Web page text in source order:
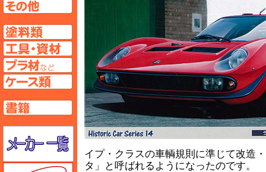
イプ・クラスの車輌規則に準じて改造
タ」と呼ばれるようになったのです。
その他ページへ
工具ページへ
プラ材ページへ
ケースページへ
書籍ページへ
メーカー一覧のページはこちら
ICM